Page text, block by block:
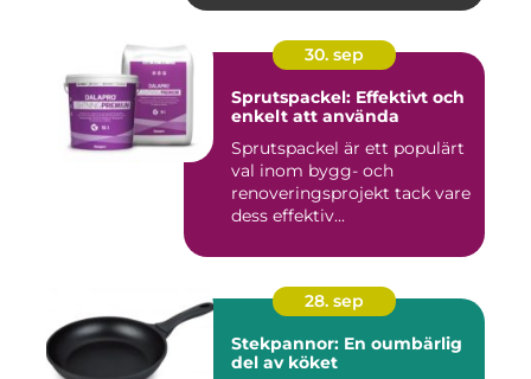
30. sep
Sprutspackel: Effektivt och
enkelt att använda
Sprutspackel är ett populärt
val inom bygg- och
renoveringsprojekt tack vare
dess effektiv...
28. sep
Stekpannor: En oumbärlig
del av köket